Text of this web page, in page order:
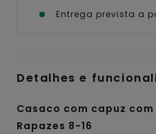
Entrega prevista a
Detalhes e
Casaco com capuz
Rapazes 8-16